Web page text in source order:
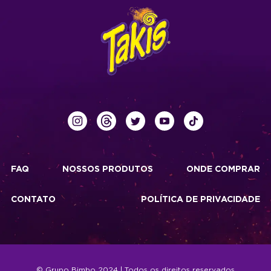
FAQ NOSSOS PRODUTOS ONDE COMPRAR
CONTATO POLÍTICA DE PRIVACIDADE